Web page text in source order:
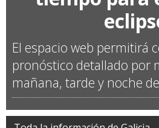
El espacio web permitirá
pronóstico detallado por
mañana, tarde y noche